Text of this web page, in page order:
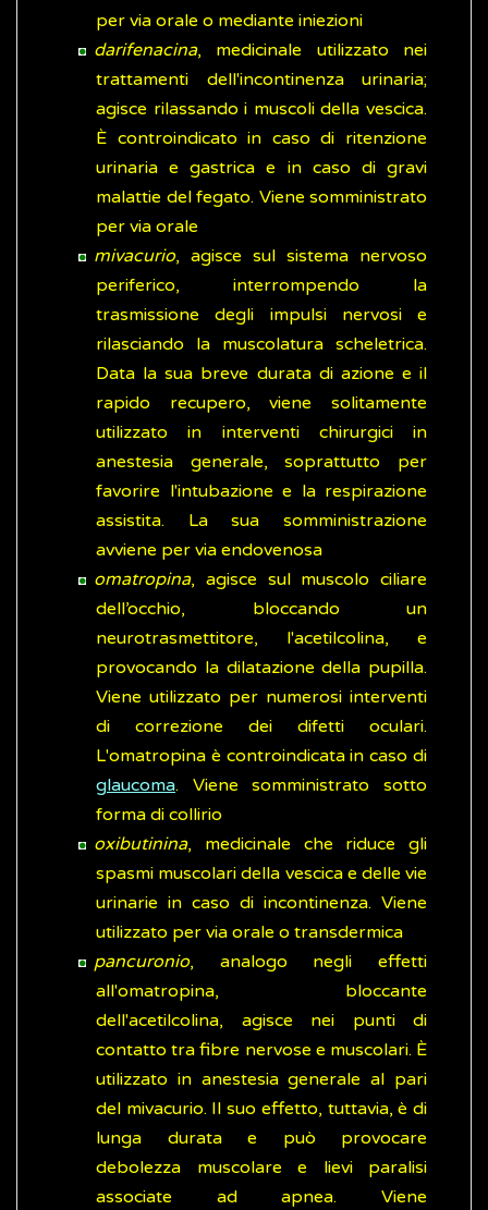
per via orale o mediante iniezioni
darifenacina, medicinale utilizzato nei
trattamenti dell'incontinenza urinaria;
agisce rilassando i muscoli della vescica.
È controindicato in caso di ritenzione
urinaria e gastrica e in caso di gravi
malattie del fegato. Viene somministrato
per via orale
mivacurio, agisce sul sistema nervoso
periferico, interrompendo la
trasmissione degli impulsi nervosi e
rilasciando la muscolatura scheletrica.
Data la sua breve durata di azione e il
rapido recupero, viene solitamente
utilizzato in interventi chirurgici in
anestesia generale, soprattutto per
favorire l'intubazione e la respirazione
assistita. La sua somministrazione
avviene per via endovenosa
omatropina, agisce sul muscolo ciliare
dell’occhio, bloccando un
neurotrasmettitore, l'acetilcolina, e
provocando la dilatazione della pupilla.
Viene utilizzato per numerosi interventi
di correzione dei difetti oculari.
L'omatropina è controindicata in caso di
glaucoma. Viene somministrato sotto
forma di collirio
oxibutinina, medicinale che riduce gli
spasmi muscolari della vescica e delle vie
urinarie in caso di incontinenza. Viene
utilizzato per via orale o transdermica
pancuronio, analogo negli effetti
all'omatropina, bloccante
dell'acetilcolina, agisce nei punti di
contatto tra fibre nervose e muscolari. È
utilizzato in anestesia generale al pari
del mivacurio. Il suo effetto, tuttavia, è di
lunga durata e può provocare
debolezza muscolare e lievi paralisi
associate ad apnea. Viene